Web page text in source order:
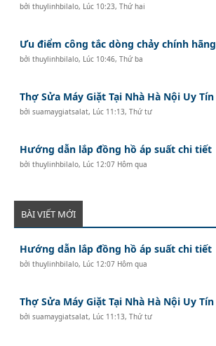
bởithuylinhbilalo, Lúc 10:23, Thứ hai
Ưu điểm công tắc dòng chảy chính hãng
bởithuylinhbilalo, Lúc 10:46, Thứ ba
Thợ Sửa Máy Giặt Tại Nhà Hà Nội Uy Tín
bởisuamaygiatsalat, Lúc 11:13, Thứ tư
Hướng dẫn lắp đồng hồ áp suất chi tiết
bởithuylinhbilalo, Lúc 12:07 Hôm qua
BÀI VIẾT MỚI
Hướng dẫn lắp đồng hồ áp suất chi tiết
bởithuylinhbilalo, Lúc 12:07 Hôm qua
Thợ Sửa Máy Giặt Tại Nhà Hà Nội Uy Tín
bởisuamaygiatsalat, Lúc 11:13, Thứ tư